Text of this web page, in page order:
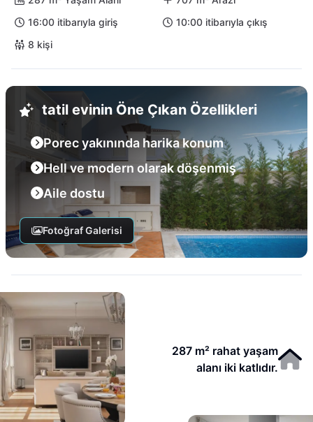
16:00 itibarıyla giriş
10:00 itibarıyla çıkış
8 kişi
tatil evinin Öne Çıkan Özellikleri
Porec yakınında harika konum
Hell ve modern olarak döşenmiş
Aile dostu
Fotoğraf Galerisi
287 m² rahat yaşam
alanı iki katlıdır.